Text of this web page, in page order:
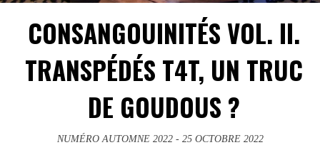
CONSANGOUINITÉS VOL. II.
TRANSPÉDÉS T4T, UN TRUC
DE GOUDOUS ?
NUMÉRO AUTOMNE 2022 - 25 OCTOBRE 2022